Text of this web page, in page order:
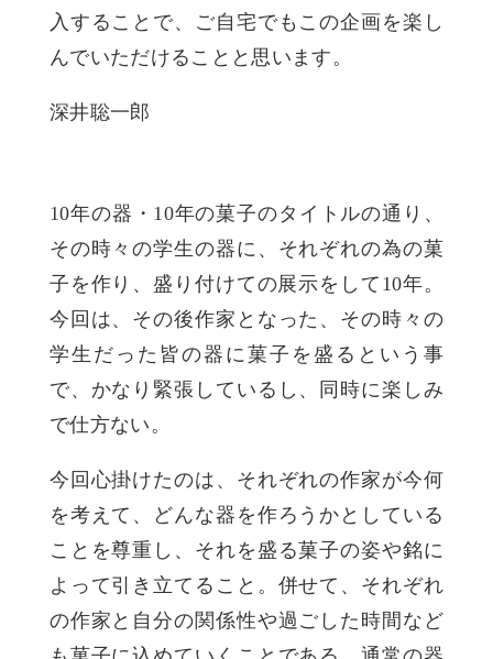
入することで、ご自宅でもこの企画を楽し
んでいただけることと思います。
深井聡一郎
10年の器・10年の菓子のタイトルの通り、
その時々の学生の器に、それぞれの為の菓
子を作り、盛り付けての展示をして10年。
今回は、その後作家となった、その時々の
学生だった皆の器に菓子を盛るという事
で、かなり緊張しているし、同時に楽しみ
で仕方ない。
今回心掛けたのは、それぞれの作家が今何
を考えて、どんな器を作ろうかとしている
ことを尊重し、それを盛る菓子の姿や銘に
よって引き立てること。併せて、それぞれ
の作家と自分の関係性や過ごした時間など